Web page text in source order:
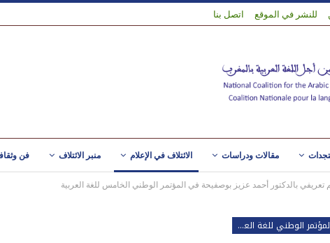
للنشر في الموقع اتصل بنا
مقالات ودراسات الائتلاف في الإعلام منبر الائتلاف فن
تعريفي بالدكتور أحمد عزيز بوصفيحة‬ في المؤتمر الوطني الخامس للغة العربية
المؤتمر الوطني للغة العربية